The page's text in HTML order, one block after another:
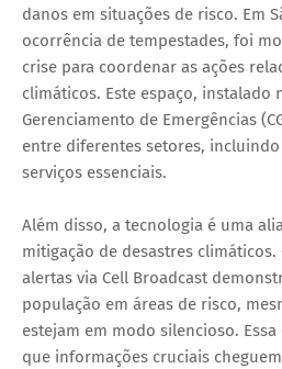
danos em situações de risco. Em
ocorrência de tempestades, foi
crise para coordenar as ações
climáticos. Este espaço, instalado
Gerenciamento de Emergências
entre diferentes setores,
serviços essenciais.
Além disso, a tecnologia é uma
mitigação de desastres
alertas via Cell Broadcast
população em áreas de risco,
estejam em modo silencioso.
que informações cruciais